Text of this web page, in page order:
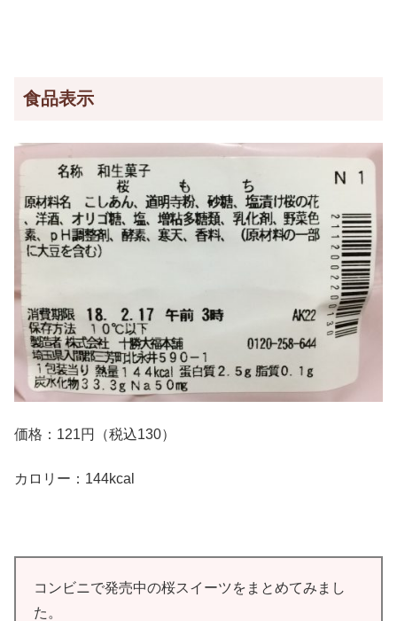
食品表示
価格：121円（税込130）
カロリー：144kcal
コンビニで発売中の桜スイーツをまとめてみまし
た。